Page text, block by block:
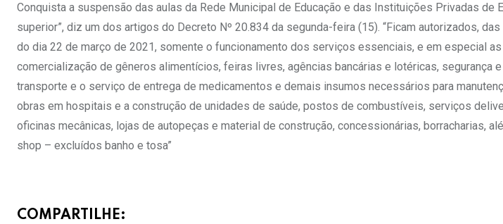
Conquista a suspensão das aulas da Rede Municipal de Educação e das Instituições Privadas de
superior”, diz um dos artigos do Decreto Nº 20.834 da segunda-feira (15). “Ficam autorizados,
do dia 22 de março de 2021, somente o funcionamento dos serviços essenciais, e em especial
comercialização de gêneros alimentícios, feiras livres, agências bancárias e lotéricas, segurança
transporte e o serviço de entrega de medicamentos e demais insumos necessários para
obras em hospitais e a construção de unidades de saúde, postos de combustíveis, serviços
oficinas mecânicas, lojas de autopeças e material de construção, concessionárias, borracharias,
shop – excluídos banho e tosa”
COMPARTILHE: